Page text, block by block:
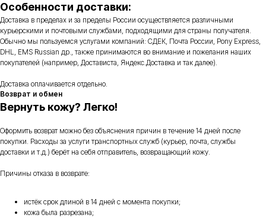
Особенности доставки:
Доставка в пределах и за пределы России осуществляется различными
курьерскими и почтовыми службами, подходящими для страны получателя.
Обычно мы пользуемся услугами компаний: СДЕК, Почта России, Pony Express,
DHL, EMS Russian др., также принимаются во внимание и пожелания наших
покупателей (например, Достависта, Яндекс.Доставка и так далее).
Доставка оплачивается отдельно.
Возврат и обмен
Вернуть кожу? Легко!
Оформить возврат можно без объяснения причин в течение 14 дней после
покупки. Расходы за услуги транспортных служб (курьер, почта, службы
доставки и т.д.) берёт на себя отправитель, возвращающий кожу.
Причины отказа в возврате:
истёк срок длиной в 14 дней с момента покупки;
кожа была разрезана;